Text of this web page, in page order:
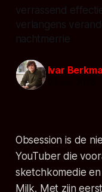
verrassend
verlangens
nachtmerrie
Ivar
Obsession is de
YouTuber die
sketchkomedie
Milk. Met zijn